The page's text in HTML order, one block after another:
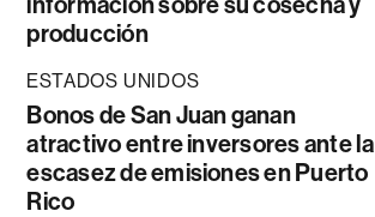
producción
ESTADOS UNIDOS
Bonos de San Juan ganan
atractivo entre inversores ante la
escasez de emisiones en Puerto
Rico